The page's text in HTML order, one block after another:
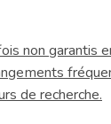
non garantis
de recherche.